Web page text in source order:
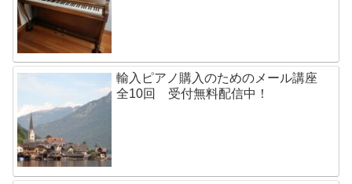
輸入ピアノ購入のためのメール講座
全10回 受付無料配信中！